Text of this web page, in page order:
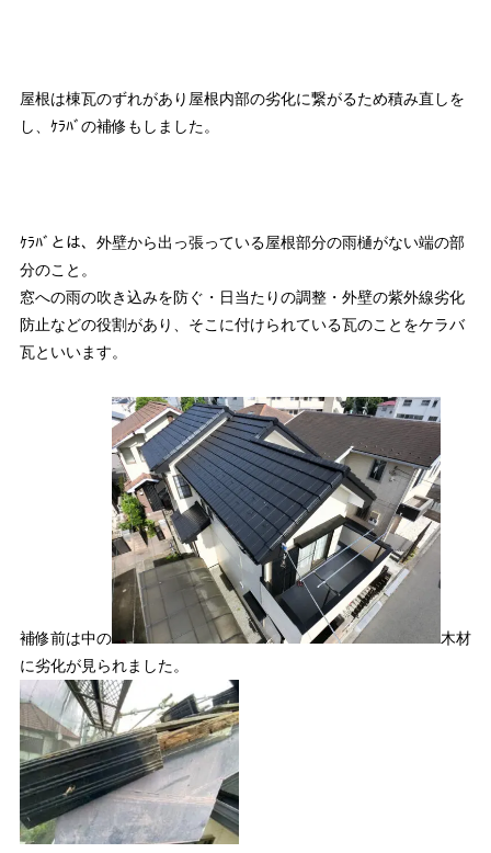
屋根は棟瓦のずれがあり屋根内部の劣化に繋がるため積み直しを
し、ｹﾗﾊﾞの補修もしました。
ｹﾗﾊﾞとは、外壁から出っ張っている屋根部分の雨樋がない端の部
分のこと。
窓への雨の吹き込みを防ぐ・日当たりの調整・外壁の紫外線劣化
防止などの役割があり、そこに付けられている瓦のことをケラバ
瓦といいます。
補修前は中の
木材
に劣化が見られました。